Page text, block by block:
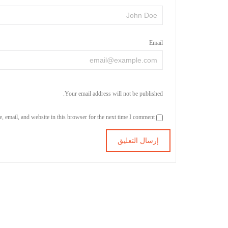
Email
Your email address will not be published.